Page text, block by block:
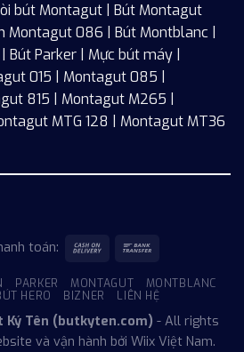
bút Montagut
Bút Montagut
Montagut 086 Bút Montblanc
Bút Parker Mực bút máy
015 Montagut 085
815 Montagut M265
MTG 128
Montagut MT36
toán:
PARKER MONTAGUT
MONTBLANC
HERO BIZNER LIÊN HỆ
Ký Tên (butkyten.com) - All rights
và vận hành bởi Wiix Việt Nam.